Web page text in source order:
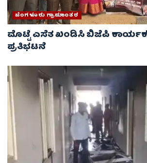
ಬೆಂಗಳೂರು ಗ್ರಾಮಾಂತರ
ಮೊಟ್ಟೆ ಎಸೆತ ಖಂಡಿಸಿ ಬಿಜೆಪಿ
ಪ್ರತಿಭಟನೆ